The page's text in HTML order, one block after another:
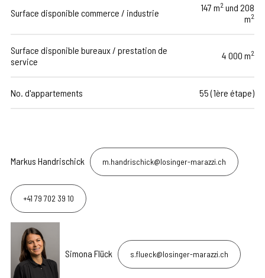
Surface disponible commerce / industrie 147 m2 und 208
m2
Surface disponible bureaux / prestation de
service
4 000 m2
No. d'appartements 55 (1ère étape)
Markus Handrischick m.handrischick@losinger-marazzi.ch
+41 79 702 39 10
Simona Flück s.flueck@losinger-marazzi.ch